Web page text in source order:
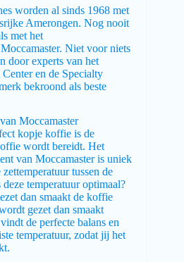
worden al sinds 1968 met
Amerongen. Nog nooit
met het
Niet voor niets
door experts van het
en de Specialty
bekroond als beste
Moccamaster
kopje koffie is de
wordt bereidt. Het
van Moccamaster is uniek
tussen de
temperatuur optimaal?
dan smaakt de koffie
gezet dan smaakt
de perfecte balans en
temperatuur, zodat jij het